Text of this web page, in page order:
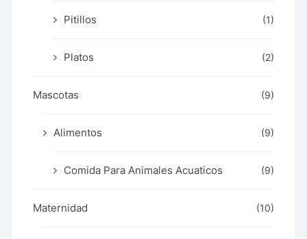
Pitillos (1)
Platos (2)
Mascotas (9)
Alimentos (9)
Comida Para Animales Acuaticos (9)
Maternidad (10)